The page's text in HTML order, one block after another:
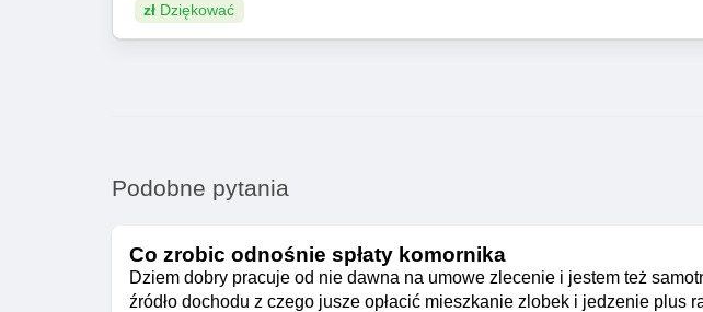
zł Dziękować
Podobne pytania
Co zrobic odnośnie spłaty komornika
Dziem dobry pracuje od nie dawna na umowe zlecenie i jestem też
źródło dochodu z czego jusze opłacić mieszkanie zlobek i jedzenie plus